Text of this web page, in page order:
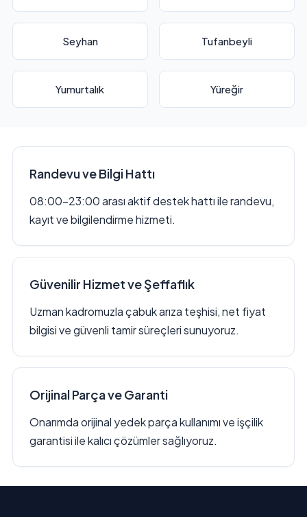
Seyhan Tufanbeyli
Yumurtalık Yüreğir
Randevu ve Bilgi Hattı
08:00–23:00 arası aktif destek hattı ile randevu,
kayıt ve bilgilendirme hizmeti.
Güvenilir Hizmet ve Şeffaflık
Uzman kadromuzla çabuk arıza teşhisi, net fiyat
bilgisi ve güvenli tamir süreçleri sunuyoruz.
Orijinal Parça ve Garanti
Onarımda orijinal yedek parça kullanımı ve işçilik
garantisi ile kalıcı çözümler sağlıyoruz.